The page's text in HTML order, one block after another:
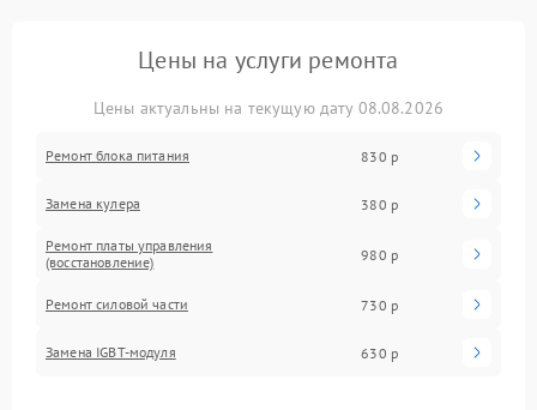
Цены на услуги ремонта
Цены актуальны на текущую дату 08.08.2026
Ремонт блока питания 830 р
Замена кулера 380 р
Ремонт платы управления
(восстановление)
980 р
Ремонт силовой части 730 р
Замена IGBT-модуля 630 р